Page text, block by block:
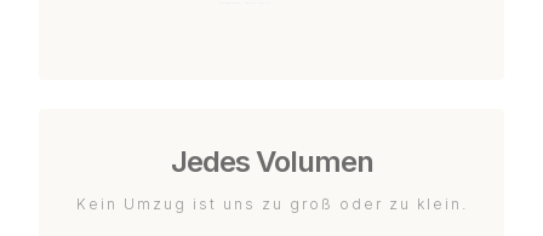
Jedes Volumen
Kein Umzug ist uns zu groß oder zu klein.